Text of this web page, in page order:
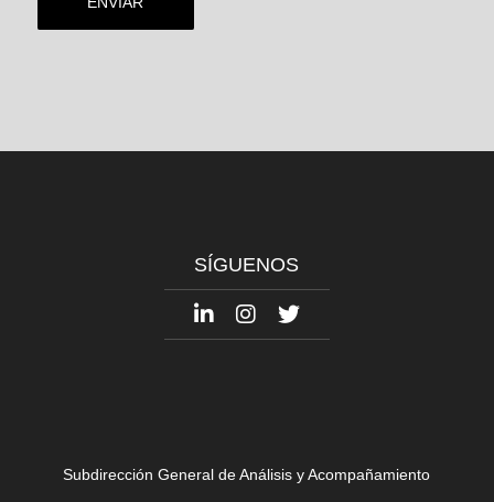
SÍGUENOS
Subdirección General de Análisis y Acompañamiento